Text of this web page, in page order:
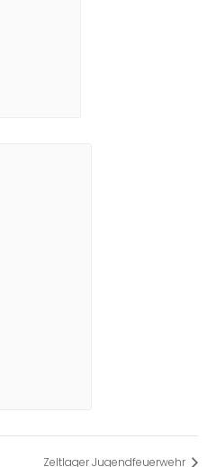
Zeltlager Jugendfeuerwehr